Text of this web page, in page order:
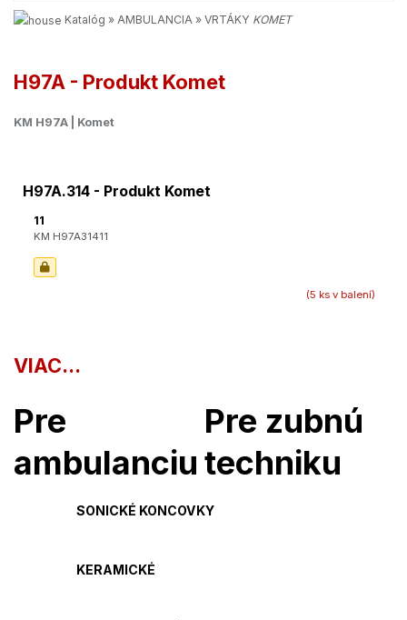
Katalóg » AMBULANCIA » VRTÁKY KOMET
H97A - Produkt Komet
KM H97A | Komet
H97A.314 - Produkt Komet
11
KM H97A31411
(5 ks v balení)
VIAC...
Pre
ambulanciu
Pre zubnú
techniku
SONICKÉ KONCOVKY
KERAMICKÉ